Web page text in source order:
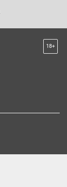
18+